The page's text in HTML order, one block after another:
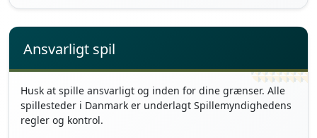
Ansvarligt spil
Husk at spille ansvarligt og inden for dine grænser. Alle
spillesteder i Danmark er underlagt Spillemyndighedens
regler og kontrol.